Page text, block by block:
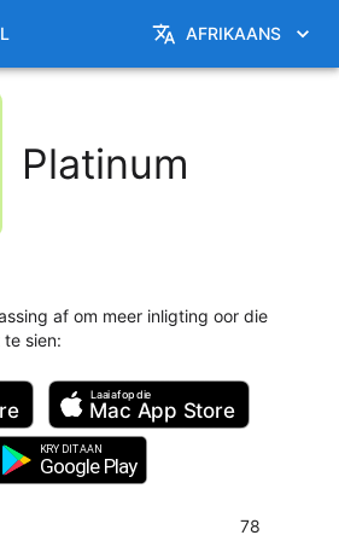
AFRIKAANS
Platinum
af om meer inligting oor die
te sien:
Laai af op die
Mac App Store
KRY DIT AAN
Google Play
78